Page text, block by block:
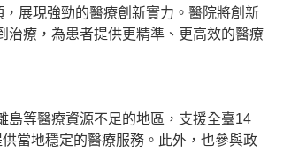
展現強勁的醫療創新實力。醫院將創新
治療，為患者提供更精準、更高效的醫療
島等醫療資源不足的地區，支援全臺14
當地穩定的醫療服務。此外，也參與政